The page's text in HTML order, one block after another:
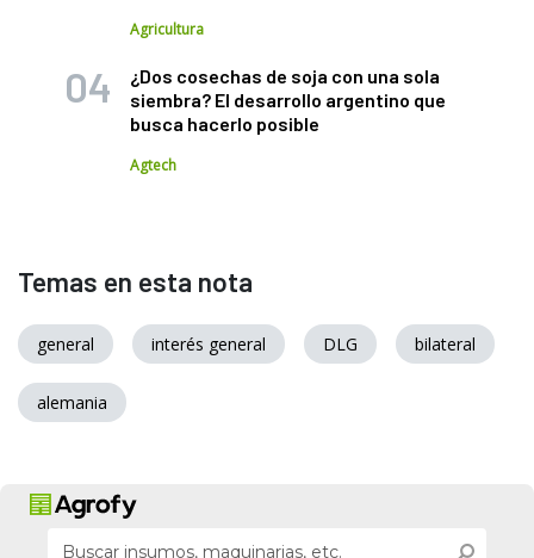
Agricultura
¿Dos cosechas de soja con una sola
siembra? El desarrollo argentino que
busca hacerlo posible
Agtech
Temas en esta nota
general interés general DLG bilateral
alemania